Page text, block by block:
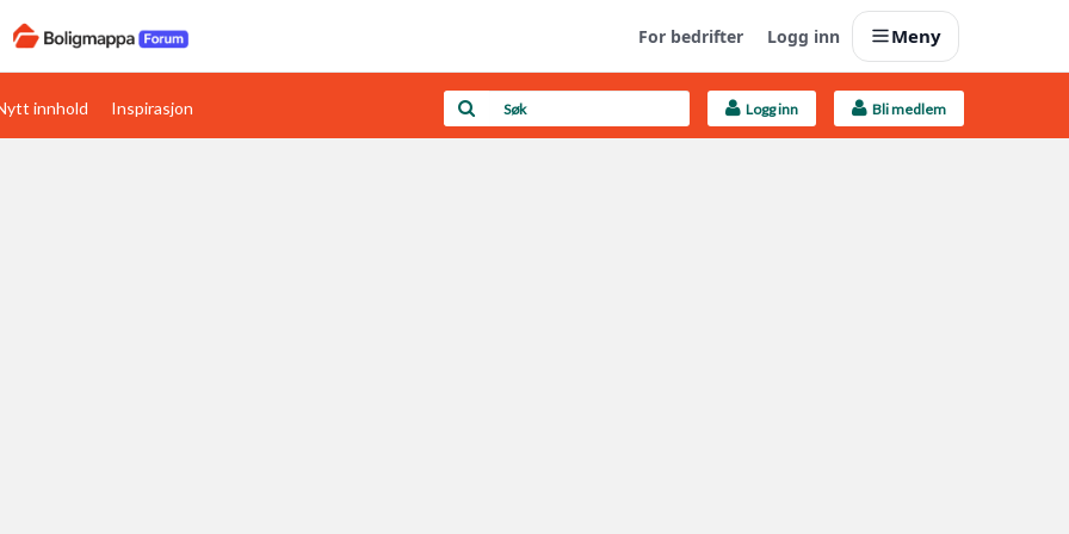
For bedrifter Logg inn Meny
Boligens papirer Last opp selv
innhold Inspirasjon Logg inn Bli medlem